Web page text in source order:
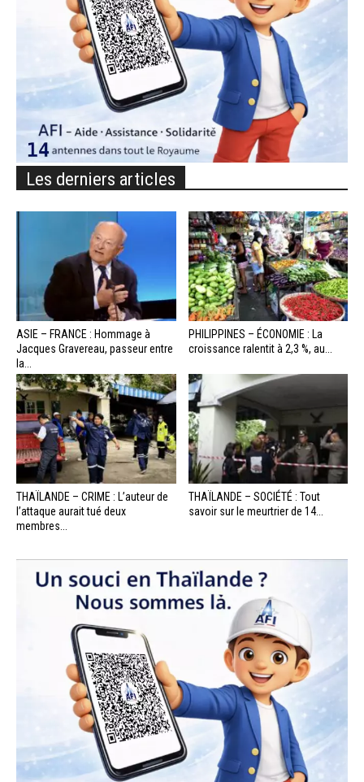
Les derniers articles
ASIE – FRANCE : Hommage à
Jacques Gravereau, passeur entre
la...
PHILIPPINES – ÉCONOMIE : La
croissance ralentit à 2,3 %, au...
THAÏLANDE – CRIME : L’auteur de
l’attaque aurait tué deux
membres...
THAÏLANDE – SOCIÉTÉ : Tout
savoir sur le meurtrier de 14...